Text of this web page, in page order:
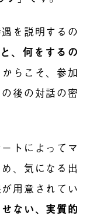
を説明するの
、何をするの
らこそ、参加
後の対話の密
トによってマ
、気になる出
用意されてい
ない、実質的